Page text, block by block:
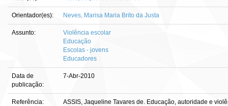
Orientador(es): Neves, Marisa Maria Brito da Justa
Assunto:
Violência escolar
Educação
Escolas - jovens
Educadores
Data de
publicação:
7-Abr-2010
Referência:
ASSIS, Jaqueline Tavares de. Educação, autoridade e